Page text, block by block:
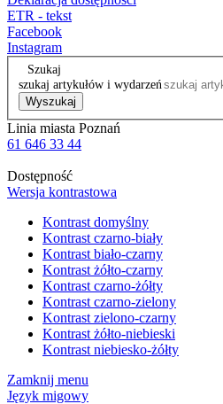
ETR - tekst
Facebook
Instagram
Szukaj
szukaj artykułów i wydarzeń
Wyszukaj
Linia miasta Poznań
61 646 33 44
Dostępność
Wersja kontrastowa
Kontrast domyślny
Kontrast czarno-biały
Kontrast biało-czarny
Kontrast żółto-czarny
Kontrast czarno-żółty
Kontrast czarno-zielony
Kontrast zielono-czarny
Kontrast żółto-niebieski
Kontrast niebiesko-żółty
Zamknij menu
Język migowy